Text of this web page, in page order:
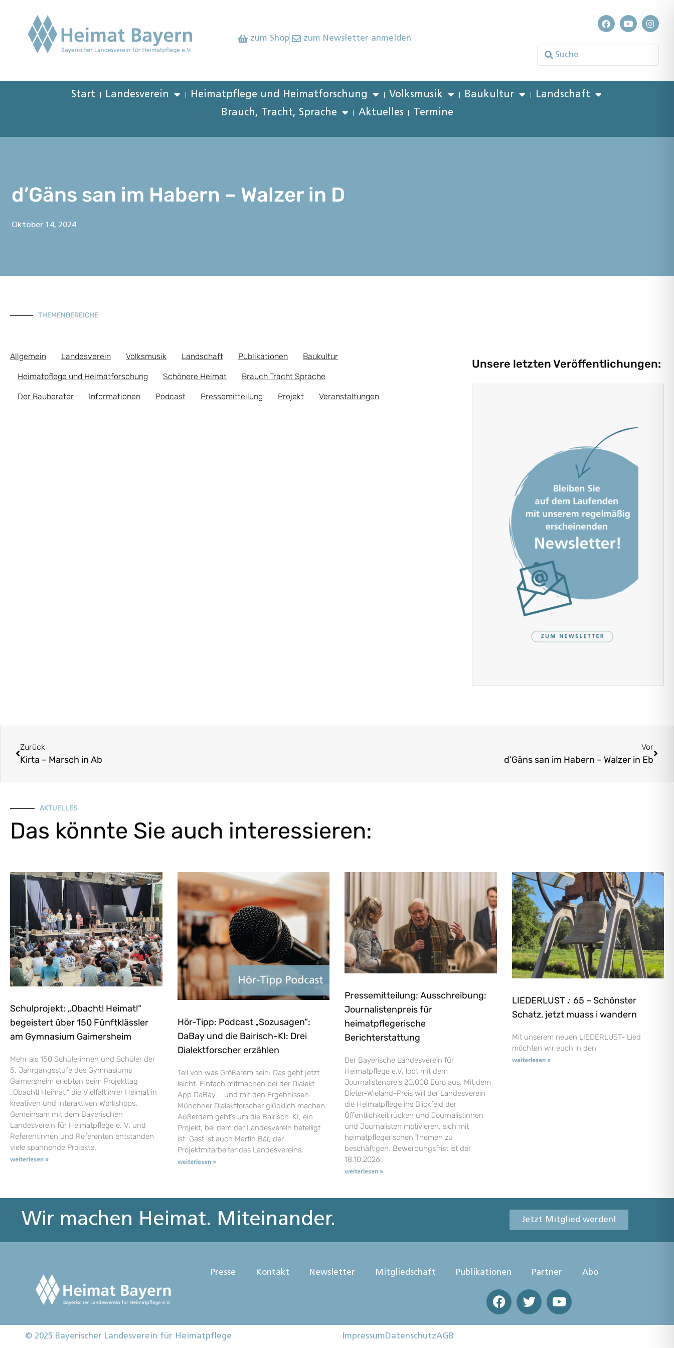
zum Shop zum Newsletter anmelden
Start Landesverein Heimatpflege und Heimatforschung Volksmusik Baukultur
Landschaft
Brauch, Tracht, Sprache
Aktuelles Termine
d’Gäns san im Habern – Walzer in D
Oktober 14, 2024
THEMENBEREICHE
Allgemein Landesverein Volksmusik Landschaft Publikationen Baukultur
Heimatpflege und Heimatforschung Schönere Heimat Brauch Tracht Sprache
Der Bauberater Informationen Podcast Pressemitteilung Projekt Veranstaltungen
Unsere letzten Veröffentlichungen:
Zurück
Kirta – Marsch in Ab
Vor
d’Gäns san im Habern – Walzer in Eb
AKTUELLES
Das könnte Sie auch interessieren:
Schulprojekt: „Obacht! Heimat!“
begeistert über 150 Fünftklässler
am Gymnasium Gaimersheim
Mehr als 150 Schülerinnen und Schüler der
5. Jahrgangsstufe des Gymnasiums
Gaimersheim erlebten beim Projekttag
„Obacht! Heimat!“ die Vielfalt ihrer Heimat in
kreativen und interaktiven Workshops.
Gemeinsam mit dem Bayerischen
Landesverein für Heimatpflege e. V. und
Referentinnen und Referenten entstanden
viele spannende Projekte.
weiterlesen »
Hör-Tipp: Podcast „Sozusagen“:
DaBay und die Bairisch-KI: Drei
Dialektforscher erzählen
Teil von was Größerem sein: Das geht jetzt
leicht. Einfach mitmachen bei der Dialekt-
App DaBay – und mit den Ergebnissen
Münchner Dialektforscher glücklich machen.
Außerdem geht’s um die Bairisch-KI, ein
Projekt, bei dem der Landesverein beteiligt
ist. Gast ist auch Martin Bär, der
Projektmitarbeiter des Landesvereins.
weiterlesen »
Pressemitteilung: Ausschreibung:
Journalistenpreis für
heimatpflegerische
Berichterstattung
Der Bayerische Landesverein für
Heimatpflege e.V. lobt mit dem
Journalistenpreis 20.000 Euro aus. Mit dem
Dieter-Wieland-Preis will der Landesverein
die Heimatpflege ins Blickfeld der
Öffentlichkeit rücken und Journalistinnen
und Journalisten motivieren, sich mit
heimatpflegerischen Themen zu
beschäftigen. Bewerbungsfrist ist der
18.10.2026.
weiterlesen »
LIEDERLUST ♪ 65 – Schönster
Schatz, jetzt muass i wandern
Mit unserem neuen LIEDERLUST- Lied
möchten wir euch in den
weiterlesen »
Wir machen Heimat. Miteinander. Jetzt Mitglied werden!
Presse Kontakt Newsletter Mitgliedschaft Publikationen Partner Abo
© 2025 Bayerischer Landesverein für Heimatpflege ImpressumDatenschutzAGB